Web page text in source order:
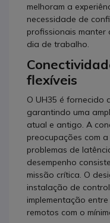
melhoram a
necessidade de
profissionais
dia de trabalho.
flexíveis
O UH35 é fornecido
garantindo uma
atual e antigo. A
preocupações com
problemas de
desempenho
missão crítica. O
instalação de
implementação
remotos com o